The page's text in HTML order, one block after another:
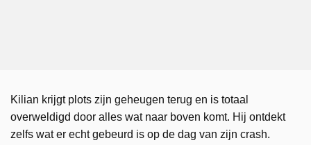
Kilian krijgt plots zijn geheugen terug en is totaal
overweldigd door alles wat naar boven komt. Hij ontdekt
zelfs wat er echt gebeurd is op de dag van zijn crash.